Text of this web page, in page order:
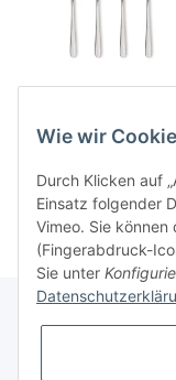
Set 4 tlg.
32,00 CHF*
Wie wir
Durch Klicken auf
Einsatz folgender
Vimeo. Sie
(Fingerabdruck-
Sie unter